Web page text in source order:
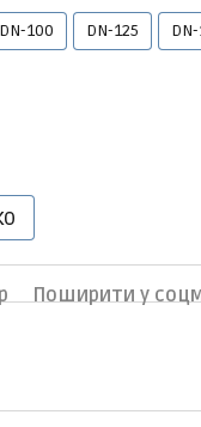
DN-100 DN-125
Поширити у